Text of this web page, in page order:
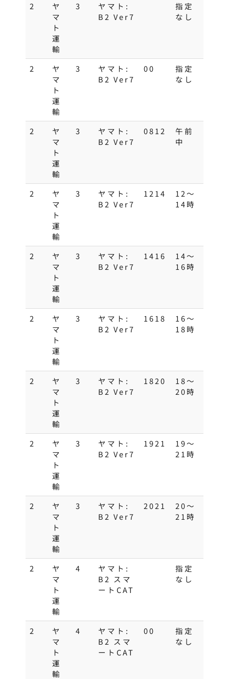
2
ヤ
マ
ト
運
輸
3
ヤマト:
B2 Ver7
指定
なし
2
ヤ
マ
ト
運
輸
3
ヤマト:
B2 Ver7
00
指定
なし
2
ヤ
マ
ト
運
輸
3
ヤマト:
B2 Ver7
0812
午前
中
2
ヤ
マ
ト
運
輸
3
ヤマト:
B2 Ver7
1214
12～
14時
2
ヤ
マ
ト
運
輸
3
ヤマト:
B2 Ver7
1416
14～
16時
2
ヤ
マ
ト
運
輸
3
ヤマト:
B2 Ver7
1618
16～
18時
2
ヤ
マ
ト
運
輸
3
ヤマト:
B2 Ver7
1820
18～
20時
2
ヤ
マ
ト
運
輸
3
ヤマト:
B2 Ver7
1921
19〜
21時
2
ヤ
マ
ト
運
輸
3
ヤマト:
B2 Ver7
2021
20～
21時
2
ヤ
マ
ト
運
輸
4
ヤマト:
B2 スマ
ートCAT
指定
なし
2
ヤ
マ
ト
運
輸
4
ヤマト:
B2 スマ
ートCAT
00
指定
なし